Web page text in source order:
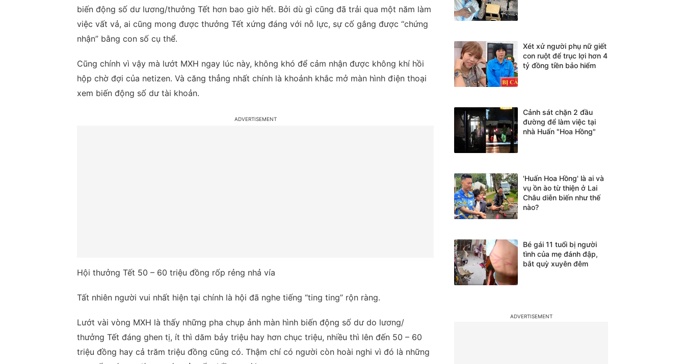
biến động số dư lương/thưởng Tết hơn bao giờ hết. Bởi dù gì cũng đã trải qua một năm làm
việc vất vả, ai cũng mong được thưởng Tết xứng đáng với nỗ lực, sự cố gắng được “chứng
nhận” bằng con số cụ thể.
Cũng chính vì vậy mà lướt MXH ngay lúc này, không khó để cảm nhận được không khí hồi
hộp chờ đợi của netizen. Và căng thẳng nhất chính là khoảnh khắc mở màn hình điện thoại
xem biến động số dư tài khoản.
Hội thưởng Tết 50 – 60 triệu đồng rốp rẻng nhả vía
Tất nhiên người vui nhất hiện tại chính là hội đã nghe tiếng “ting ting” rộn ràng.
Lướt vài vòng MXH là thấy những pha chụp ảnh màn hình biến động số dư do lương/
thưởng Tết đáng ghen tị, ít thì dăm bảy triệu hay hơn chục triệu, nhiều thì lên đến 50 – 60
triệu đồng hay cả trăm triệu đồng cũng có. Thậm chí có người còn hoài nghi vì đó là những
Xét xử người phụ nữ giết
con ruột để trục lợi hơn 4
tỷ đồng tiền bảo hiểm
Cảnh sát chặn 2 đầu
đường để làm việc tại
nhà Huấn "Hoa Hồng"
'Huấn Hoa Hồng' là ai và
vụ ồn ào từ thiện ở Lai
Châu diễn biến như thế
nào?
Bé gái 11 tuổi bị người
tình của mẹ đánh đập,
bắt quỳ xuyên đêm